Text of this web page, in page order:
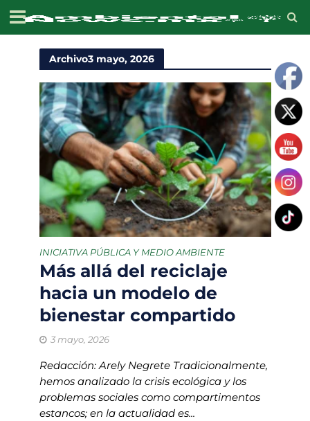
Archivo3 mayo, 2026
INICIATIVA PÚBLICA Y MEDIO AMBIENTE
Más allá del reciclaje
hacia un modelo de
bienestar compartido
3 mayo, 2026
Redacción: Arely Negrete Tradicionalmente,
hemos analizado la crisis ecológica y los
problemas sociales como compartimentos
estancos; en la actualidad es...